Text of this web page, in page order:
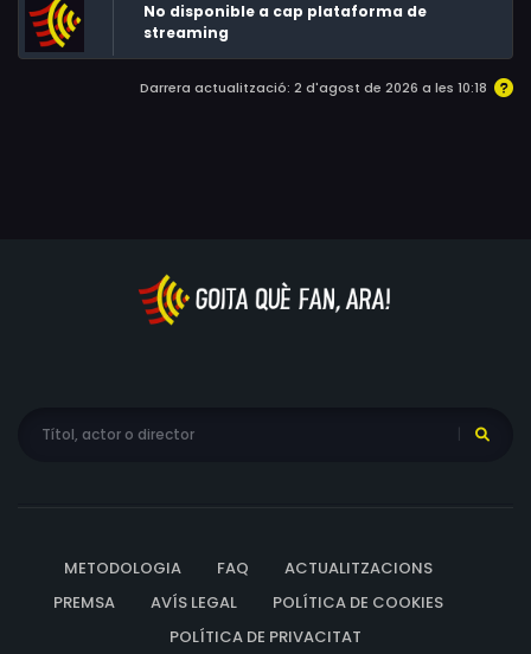
No disponible a cap plataforma de
streaming
Darrera actualització: 2 d'agost de 2026 a les 10:18
METODOLOGIA FAQ
ACTUALITZACIONS
PREMSA
AVÍS LEGAL
POLÍTICA DE COOKIES
POLÍTICA DE PRIVACITAT